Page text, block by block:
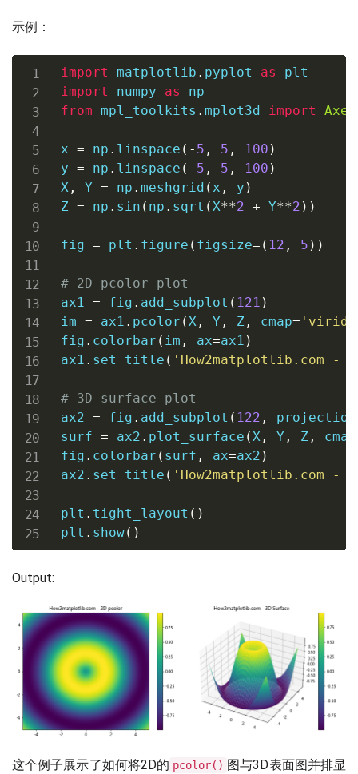
示例：
import matplotlib . pyplot as
import numpy as
from mpl_toolkits . mplot3d import
x = np . linspace ( - 5 , 5 , 100 )
y = np . linspace ( - 5 , 5 , 100 )
X, Y = np . meshgrid ( x , y )
Z = np . sin ( np . sqrt (X**2 + Y**2 ) )
fig = plt . figure ( figsize= ( 12 , 5 ) )
# 2D pcolor plot
ax1 = fig . add_subplot ( 121 )
im = ax1 . pcolor (X, Y , Z, cmap=
fig . colorbar ( im , ax=ax1 )
ax1 . set_title ( 'How2matplotlib.com -
# 3D surface plot
ax2 = fig . add_subplot ( 122 , projection
surf = ax2 . plot_surface (X, Y , Z, cmap
fig . colorbar ( surf , ax=ax2 )
ax2 . set_title ( 'How2matplotlib.com -
plt . tight_layout ( )
plt . show( )
Output:
这个例子展示了如何将2D的 pcolor() 图与3D表面图并排显